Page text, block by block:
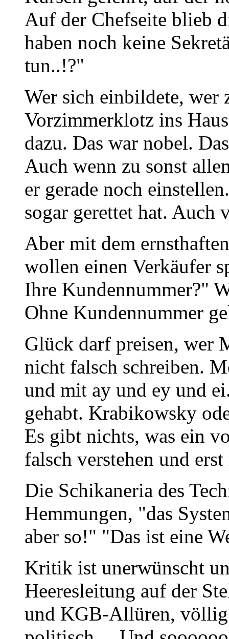
Auf der Chefseite blieb
haben noch keine
tun..!?"
Wer sich einbildete, wer
Vorzimmerklotz ins
dazu. Das war nobel.
Auch wenn zu sonst
er gerade noch
sogar gerettet hat. Auch
Aber mit dem
wollen einen Verkäufer
Ihre Kundennummer?"
Ohne Kundennummer
Glück darf preisen, wer
nicht falsch schreiben.
und mit ay und ey und
gehabt. Krabikowsky
Es gibt nichts, was ein
falsch verstehen und
Die Schikaneria des
Hemmungen, "das
aber so!" "Das ist eine
Kritik ist unerwünscht
Heeresleitung auf der
und KGB-Allüren,